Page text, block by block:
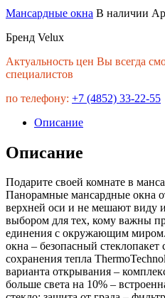
Мансардные окна В наличии
Бренд Velux
Актуальность цен Вы всегда
специалистов
по телефону: +7 (4852) 33-22-55
Описание
Описание
Подарите своей комнате в
Панорамные мансардные окна
верхней оси и не мешают виду
выбором для тех, кому важны
единения с окружающим
окна – безопасный
сохранения тепла
варианта открывания –
больше света на 10% –